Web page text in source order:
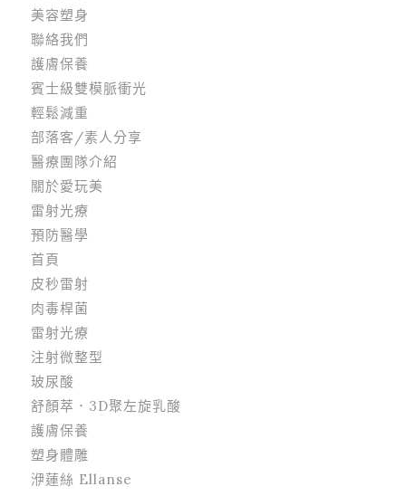
美容塑身
聯絡我們
護膚保養
賓士級雙模脈衝光
輕鬆減重
部落客/素人分享
醫療團隊介紹
關於愛玩美
雷射光療
預防醫學
首頁
皮秒雷射
肉毒桿菌
雷射光療
注射微整型
玻尿酸
舒顏萃．3D聚左旋乳酸
護膚保養
塑身體雕
洢蓮絲 Ellanse